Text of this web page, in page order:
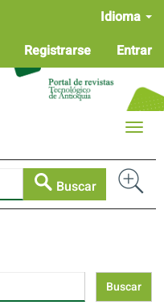
Idioma
Registrarse Entrar
Buscar
Toggle